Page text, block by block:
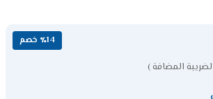
٪14 خصم
المضافة )